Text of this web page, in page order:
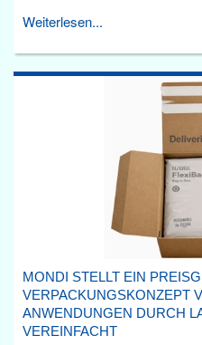
Weiterlesen...
MONDI STELLT EIN
VERPACKUNGSKONZEPT
ANWENDUNGEN DURCH
VEREINFACHT